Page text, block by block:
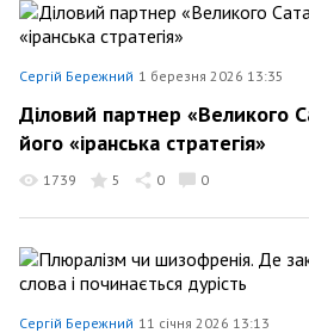
Сергій Бережний 1 березня 2026 13:35
Діловий партнер «Великого
його «іранська стратегія»
1739 5 0 0
Сергій Бережний 11 січня 2026 13:13